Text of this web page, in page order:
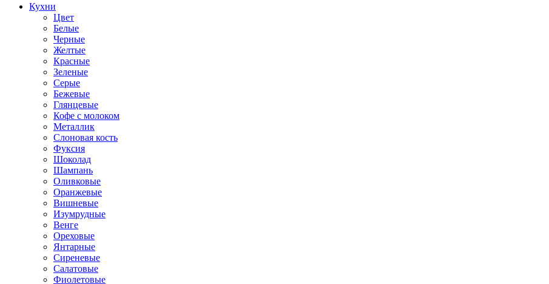
Кухни
Цвет
Белые
Черные
Желтые
Красные
Зеленые
Серые
Бежевые
Глянцевые
Кофе с молоком
Металлик
Слоновая кость
Фуксия
Шоколад
Шампань
Оливковые
Оранжевые
Вишневые
Изумрудные
Венге
Ореховые
Янтарные
Сиреневые
Салатовые
Фиолетовые